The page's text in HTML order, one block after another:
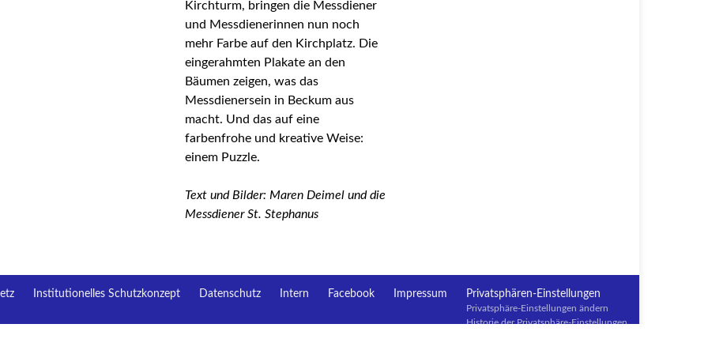
Kirchturm, bringen die Messdiener
und Messdienerinnen nun noch
mehr Farbe auf den Kirchplatz. Die
eingerahmten Plakate an den
Bäumen zeigen, was das
Messdienersein in Beckum aus
macht. Und das auf eine
farbenfrohe und kreative Weise:
einem Puzzle.
Text und Bilder: Maren Deimel und die
Messdiener St. Stephanus
Institutionelles Schutzkonzept Datenschutz Intern Facebook Impressum Privatsphären-Einstellungen
Privatsphäre-Einstellungen ändern
Historie der Privatsphäre-Einstellungen